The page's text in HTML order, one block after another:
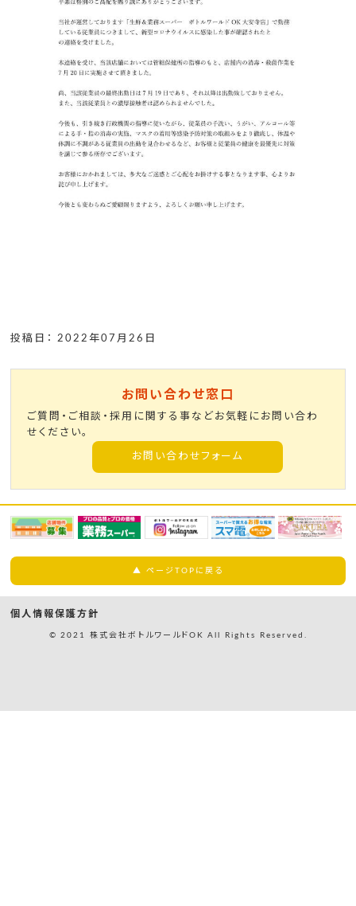
投稿日： 2022年07月26日
お問い合わせ窓口
ご質問・ご相談・採用に関する事などお気軽にお問い合わ
せください。
お問い合わせフォーム
▲ ページTOPに戻る
個人情報保護方針
© 2021 株式会社ボトルワールドOK All Rights Reserved.